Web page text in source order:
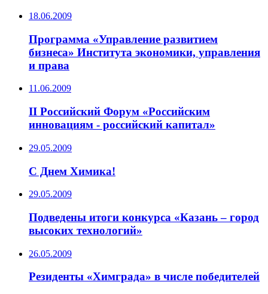
18.06.2009
Программа «Управление развитием
бизнеса» Института экономики, управления
и права
11.06.2009
II Российский Форум «Российским
инновациям - российский капитал»
29.05.2009
C Днем Химика!
29.05.2009
Подведены итоги конкурса «Казань – город
высоких технологий»
26.05.2009
Резиденты «Химграда» в числе победителей